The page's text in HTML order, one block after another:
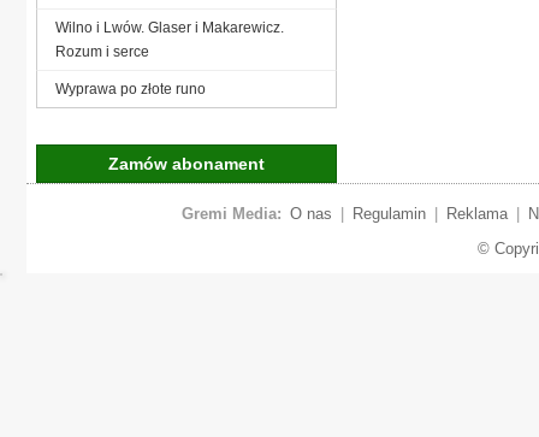
Wilno i Lwów. Glaser i Makarewicz.
Rozum i serce
Wyprawa po złote runo
Zamów abonament
Gremi Media: O nas Regulamin Reklama
©